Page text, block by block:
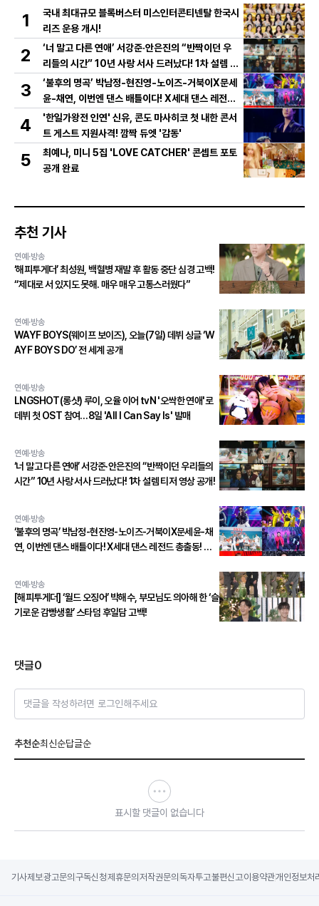
1
국내 최대규모 블록버스터 미스인터콘티넨탈 한국시
리즈 운용 개시!
2
‘너 말고 다른 연애’ 서강준·안은진의 “반짝이던 우
리들의 시간” 10년 사랑 서사 드러났다! 1차 설렘 티
저 영상 공개!
3
‘불후의 명곡’ 박남정-현진영-노이즈-거북이X문세
윤-채연, 이번엔 댄스 배틀이다! X세대 댄스 레전드
총출동! 댄스 본능 깨운다!
4
'한일가왕전 인연' 신유, 콘도 마사히코 첫 내한 콘서
트 게스트 지원사격! 깜짝 듀엣 '감동'
5
최예나, 미니 5집 'LOVE CATCHER' 콘셉트 포토
공개 완료
추천 기사
연예·방송
‘해피투게더’ 최성원, 백혈병 재발 후 활동 중단 심경 고백!
“제대로 서 있지도 못해. 매우 매우 고통스러웠다”
연예·방송
WAYF BOYS(웨이프 보이즈), 오늘(7일) 데뷔 싱글 ‘W
AYF BOYS DO’ 전 세계 공개
연예·방송
LNGSHOT(롱샷) 루이, 오율 이어 tvN '오싹한 연애'로
데뷔 첫 OST 참여…8일 'All I Can Say Is' 발매
연예·방송
‘너 말고 다른 연애’ 서강준·안은진의 “반짝이던 우리들의
시간” 10년 사랑 서사 드러났다! 1차 설렘 티저 영상 공개!
연예·방송
‘불후의 명곡’ 박남정-현진영-노이즈-거북이X문세윤-채
연, 이번엔 댄스 배틀이다! X세대 댄스 레전드 총출동! 댄
연예·방송
[해피투게더] ‘월드 오징어’ 박해수, 부모님도 의아해 한 ‘슬
기로운 감빵생활’ 스타덤 후일담 고백!
댓글0
댓글을 작성하려면 로그인해주세요
추천순최신순답글순
표시할 댓글이 없습니다
기사제보광고문의 구독신청제휴문의 저작권문의 독자투고불편신고이용약관개인정보처